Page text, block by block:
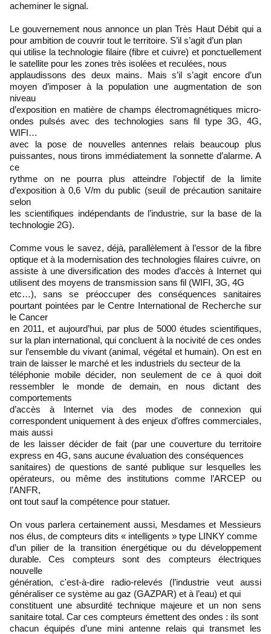
acheminer le signal.
Le gouvernement nous annonce un plan Très Haut Débit qui a
pour ambition de couvrir tout le territoire. S’il s’agit d’un plan
qui utilise la technologie filaire (fibre et cuivre) et ponctuellement
le satellite pour les zones très isolées et reculées, nous
applaudissons des deux mains. Mais s’il s’agit encore d’un
moyen d’imposer à la population une augmentation de son
niveau
d’exposition en matière de champs électromagnétiques micro-
ondes pulsés avec des technologies sans fil type 3G, 4G,
WIFI…
avec la pose de nouvelles antennes relais beaucoup plus
puissantes, nous tirons immédiatement la sonnette d’alarme. A
ce
rythme on ne pourra plus atteindre l’objectif de la limite
d’exposition à 0,6 V/m du public (seuil de précaution sanitaire
selon
les scientifiques indépendants de l’industrie, sur la base de la
technologie 2G).
Comme vous le savez, déjà, parallèlement à l’essor de la fibre
optique et à la modernisation des technologies filaires cuivre, on
assiste à une diversification des modes d’accès à Internet qui
utilisent des moyens de transmission sans fil (WIFI, 3G, 4G
etc…), sans se préoccuper des conséquences sanitaires
pourtant pointées par le Centre International de Recherche sur
le Cancer
en 2011, et aujourd’hui, par plus de 5000 études scientifiques,
sur la plan international, qui concluent à la nocivité de ces ondes
sur l’ensemble du vivant (animal, végétal et humain). On est en
train de laisser le marché et les industriels du secteur de la
téléphonie mobile décider, non seulement de ce à quoi doit
ressembler le monde de demain, en nous dictant des
comportements
d’accès à Internet via des modes de connexion qui
correspondent uniquement à des enjeux d’offres commerciales,
mais aussi
de les laisser décider de fait (par une couverture du territoire
express en 4G, sans aucune évaluation des conséquences
sanitaires) de questions de santé publique sur lesquelles les
opérateurs, ou même des institutions comme l’ARCEP ou
l’ANFR,
ont tout sauf la compétence pour statuer.
On vous parlera certainement aussi, Mesdames et Messieurs
nos élus, de compteurs dits « intelligents » type LINKY comme
d’un pilier de la transition énergétique ou du développement
durable. Ces compteurs sont des compteurs électriques
nouvelle
génération, c'est-à-dire radio-relevés (l’industrie veut aussi
généraliser ce système au gaz (GAZPAR) et à l’eau) et qui
constituent une absurdité technique majeure et un non sens
sanitaire total. Car ces compteurs émettent des ondes : ils sont
chacun équipés d’une mini antenne relais qui transmet les